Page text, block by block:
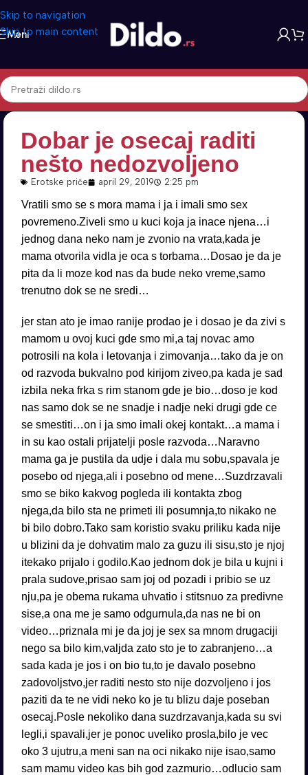
Skip to navigation
Skip to main content
Meni
Dobar je osecaj raditi
nešto nedozvoljeno
Erotske priče april 29, 2019 2:25 pm
Vratili smo se s mora mama i ja i imali smo sex
povremeno.Ziveli smo u kuci koja ja inace njena…i
jednog dana neko nam je zvonio na vrata,kada je
mama otvorila vidla je oca s torbama…Dosao je da je
pita da li moze kod nas da bude neko vreme,samo
trenutno dok se ne sredi…
jer stan ato je imao ranije prodao je i dosao je da zivi s
mamom u ovoj kuci gde smo mi,a taj novac amo
potrosili na kola i letovanja i zimovanja…tako da je on
od razvoda bukvalno pod kirijom ziveo,pa kada je sad
izbila neka frka s rim stanom gde je bio…doso je kod
nas samo dok se ne snadje i nadje neki drugi gde ce
se smestiti…on i ja smo imali okej kontakt…a mama i
in su kao ostali prijatelji posle razvoda…Naravno
mama ga je pustila da udje i dala mu sobu,spavala je
posebo od njega,ali i posebno od mene…Suzdrzavali
smo se biko kakvog pogleda ili kontakta zbog
njega,da bilo sta ne primeti ili posumnja,to nikako ne
bi bilo dobro.Tako sam koristio svaku priliku kada nije
u blizini da je dohvatim malo za guzu ili sisu,sto je njoj
itekako prijalo i godilo.Kao jednom dok je bila u kujni i
prala sudove,prisao sam joj od pozadi i pribio se uz
nju,pa je obema rukama uhvatio i stitsnuo za predivne
sise,a ona me je samo odgurnula,da nas ne bi on
video…priznala mi je da joj je sex sa mnom drugaciji
nego sa bilo kim,valjda zato sto je to zabranjeno…a
sada kada je jos i on bio tu,to je davalo posebno
zadovoljstvo,jer raditi nesto sto nije dozvoljeno i jos
paziti da te ne vidi neko ko je tu blizu daje poseban
osecaj.Posle nekoliko dana suzdrzavanja,kada su svi
legli,i spavali,jer je ponoc uveliko prosla,bilo je vec
oko 3 ujutru,a meni san na oci nikako nije isao,samo
sam mamu video kas bih god zazmurio…odlucio sam